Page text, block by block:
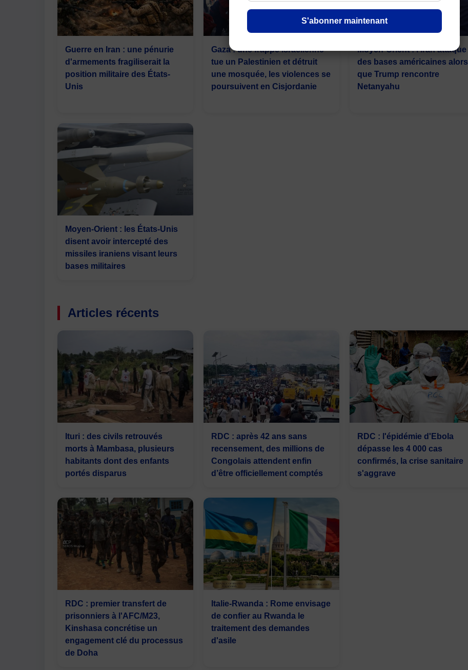
Guerre en Iran : une pénurie
d'armements fragiliserait la
position militaire des États-
Unis
Gaza : une frappe israélienne
tue un Palestinien et détruit
une mosquée, les violences se
poursuivent en Cisjordanie
Moyen-Orient : l’Iran attaque
des bases américaines alors
que Trump rencontre
Netanyahu
Moyen-Orient : les États-Unis
disent avoir intercepté des
missiles iraniens visant leurs
bases militaires
Articles récents
Ituri : des civils retrouvés
morts à Mambasa, plusieurs
habitants dont des enfants
portés disparus
RDC : après 42 ans sans
recensement, des millions de
Congolais attendent enfin
d’être officiellement comptés
RDC : l'épidémie d'Ebola
dépasse les 4 000 cas
confirmés, la crise sanitaire
s'aggrave
RDC : premier transfert de
prisonniers à l'AFC/M23,
Kinshasa concrétise un
engagement clé du processus
de Doha
Italie-Rwanda : Rome envisage
de confier au Rwanda le
traitement des demandes
d'asile
S'abonner maintenant